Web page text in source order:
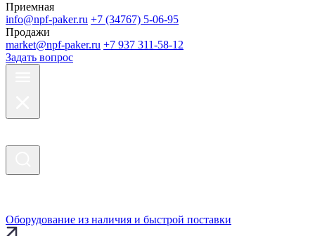
Приемная
info@npf-paker.ru +7 (34767) 5-06-95
Продажи
market@npf-paker.ru +7 937 311-58-12
Задать вопрос
Оборудование из наличия и быстрой поставки